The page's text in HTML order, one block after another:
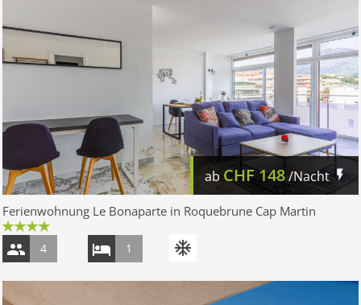
ab CHF148/Nacht
Ferienwohnung Le Bonaparte in Roquebrune Cap Martin
4 1